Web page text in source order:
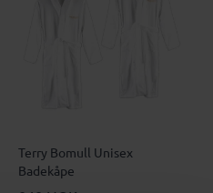
Terry Bomull Unisex
Badekåpe